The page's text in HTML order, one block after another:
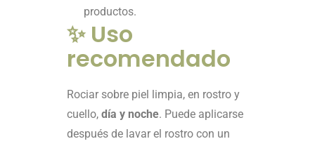
productos.
✨ Uso
recomendado
Rociar sobre piel limpia, en rostro y
cuello, día y noche. Puede aplicarse
después de lavar el rostro con un